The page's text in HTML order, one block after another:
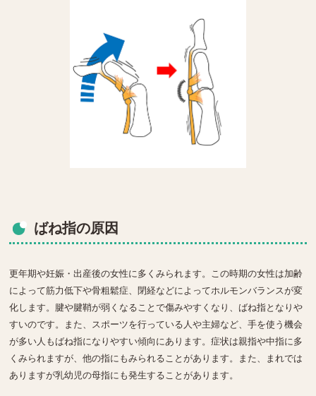
ばね指の原因
更年期や妊娠・出産後の女性に多くみられます。この時期の女性は加齢
によって筋力低下や骨粗鬆症、閉経などによってホルモンバランスが変
化します。腱や腱鞘が弱くなることで傷みやすくなり、ばね指となりや
すいのです。また、スポーツを行っている人や主婦など、手を使う機会
が多い人もばね指になりやすい傾向にあります。症状は親指や中指に多
くみられますが、他の指にもみられることがあります。また、まれでは
ありますが乳幼児の母指にも発生することがあります。